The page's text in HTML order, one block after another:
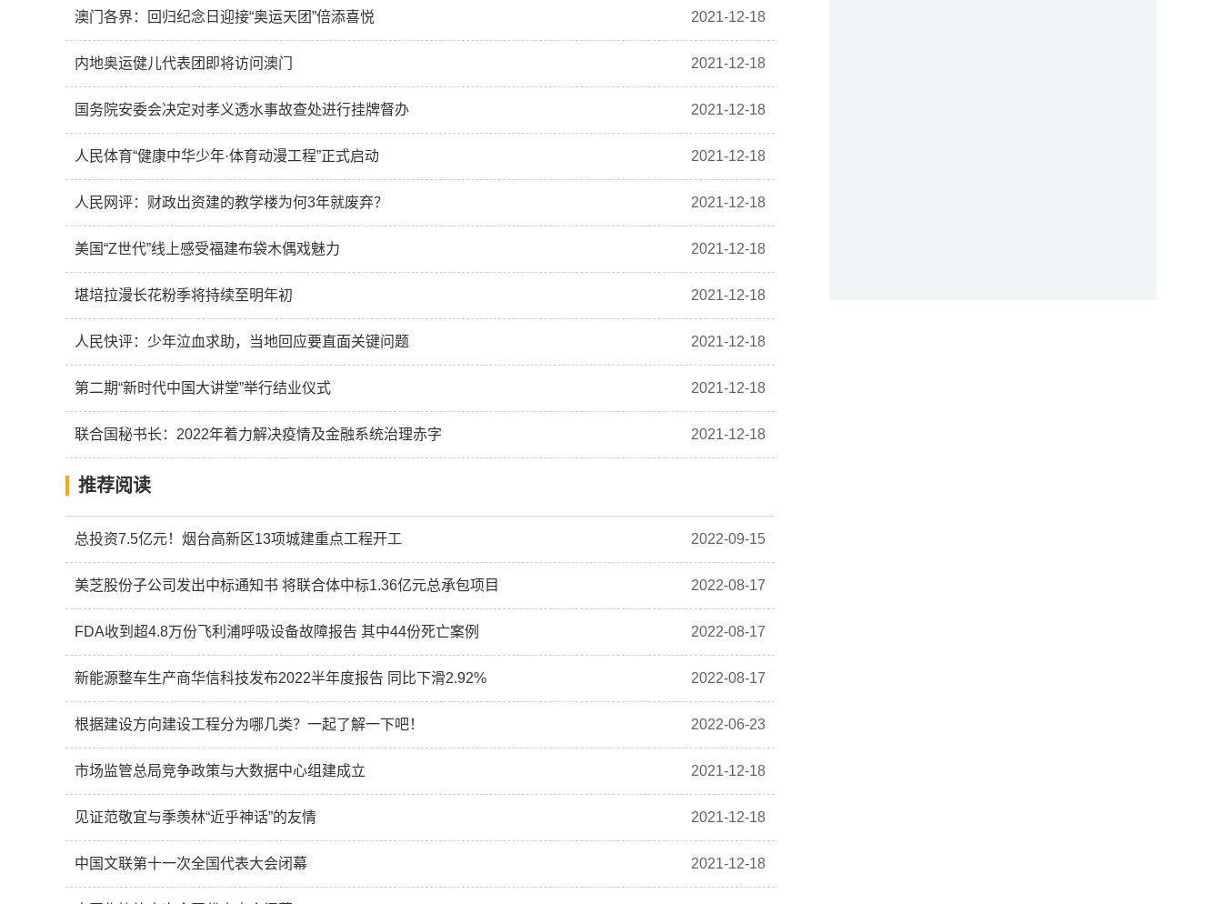
澳门各界：回归纪念日迎接“奥运天团”倍添喜悦 2021-12-18
内地奥运健儿代表团即将访问澳门 2021-12-18
国务院安委会决定对孝义透水事故查处进行挂牌督办 2021-12-18
人民体育“健康中华少年·体育动漫工程”正式启动 2021-12-18
人民网评：财政出资建的教学楼为何3年就废弃？ 2021-12-18
美国“Z世代”线上感受福建布袋木偶戏魅力 2021-12-18
堪培拉漫长花粉季将持续至明年初 2021-12-18
人民快评：少年泣血求助，当地回应要直面关键问题 2021-12-18
第二期“新时代中国大讲堂”举行结业仪式 2021-12-18
联合国秘书长：2022年着力解决疫情及金融系统治理赤字 2021-12-18
推荐阅读
总投资7.5亿元！烟台高新区13项城建重点工程开工 2022-09-15
美芝股份子公司发出中标通知书 将联合体中标1.36亿元总承包项目 2022-08-17
FDA收到超4.8万份飞利浦呼吸设备故障报告 其中44份死亡案例 2022-08-17
新能源整车生产商华信科技发布2022半年度报告 同比下滑2.92% 2022-08-17
根据建设方向建设工程分为哪几类？一起了解一下吧！ 2022-06-23
市场监管总局竞争政策与大数据中心组建成立 2021-12-18
见证范敬宜与季羡林“近乎神话”的友情 2021-12-18
中国文联第十一次全国代表大会闭幕 2021-12-18